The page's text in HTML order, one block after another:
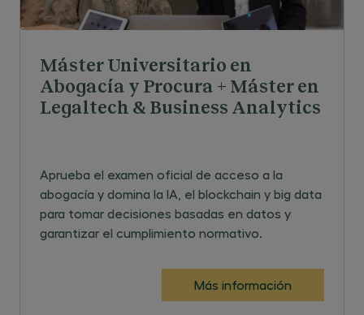
Máster Universitario en
Abogacía y Procura + Máster en
Legaltech & Business Analytics
Aprueba el examen oficial de acceso a la
abogacía y domina la IA, el blockchain y big data
para tomar decisiones basadas en datos y
garantizar el cumplimiento normativo.
Más información